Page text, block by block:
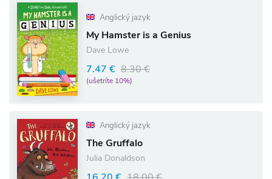
Anglický jazyk
My Hamster is a Genius
Dave Lowe
7.47 € 8.30 €
(ušetríte 10%)
Anglický jazyk
The Gruffalo
Julia Donaldson